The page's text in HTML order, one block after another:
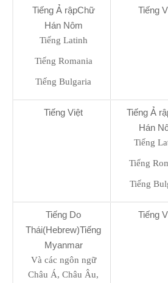
Tiếng Ả rậpChữ
Hán Nôm
Tiếng Latinh
Tiếng Romania
Tiếng Bulgaria
Tiếng
Tiếng Việt
Tiếng Ả
Hán
Tiếng
Tiếng
Tiếng
Tiếng Do
Thái(Hebrew)Tiếng
Myanmar
Và các ngôn ngữ
Châu Á, Châu Âu,
Tiếng